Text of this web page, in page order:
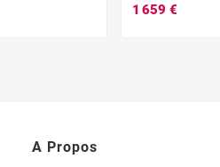
1 659 €
A Propos